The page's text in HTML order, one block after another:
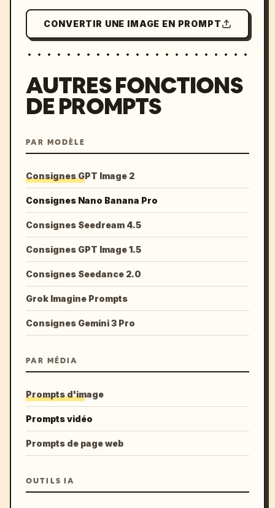
CONVERTIR UNE IMAGE EN PROMPT
AUTRES FONCTIONS
DE PROMPTS
PAR MODÈLE
Consignes GPT Image 2
Consignes Nano Banana Pro
Consignes Seedream 4.5
Consignes GPT Image 1.5
Consignes Seedance 2.0
Grok Imagine Prompts
Consignes Gemini 3 Pro
PAR MÉDIA
Prompts d'image
Prompts vidéo
Prompts de page web
OUTILS IA